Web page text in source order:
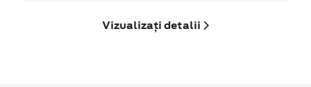
Vizualizați detalii